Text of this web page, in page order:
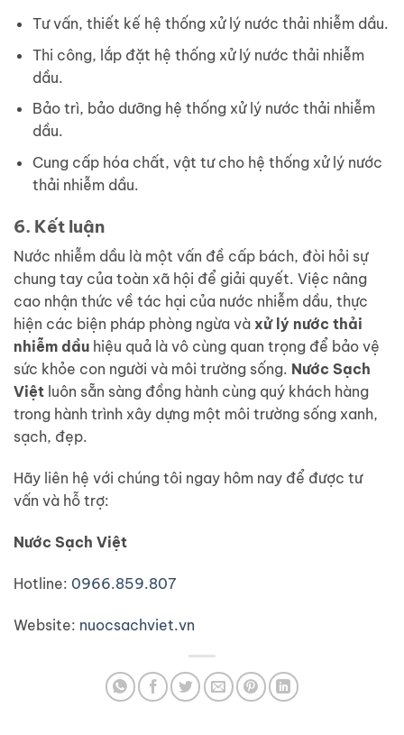
Tư vấn, thiết kế hệ thống xử lý nước thải nhiễm dầu.
Thi công, lắp đặt hệ thống xử lý nước thải nhiễm
dầu.
Bảo trì, bảo dưỡng hệ thống xử lý nước thải nhiễm
dầu.
Cung cấp hóa chất, vật tư cho hệ thống xử lý nước
thải nhiễm dầu.
6. Kết luận
Nước nhiễm dầu là một vấn đề cấp bách, đòi hỏi sự
chung tay của toàn xã hội để giải quyết. Việc nâng
cao nhận thức về tác hại của nước nhiễm dầu, thực
hiện các biện pháp phòng ngừa và xử lý nước thải
nhiễm dầu hiệu quả là vô cùng quan trọng để bảo vệ
sức khỏe con người và môi trường sống. Nước Sạch
Việt luôn sẵn sàng đồng hành cùng quý khách hàng
trong hành trình xây dựng một môi trường sống xanh,
sạch, đẹp.
Hãy liên hệ với chúng tôi ngay hôm nay để được tư
vấn và hỗ trợ:
Nước Sạch Việt
Hotline: 0966.859.807
Website: nuocsachviet.vn